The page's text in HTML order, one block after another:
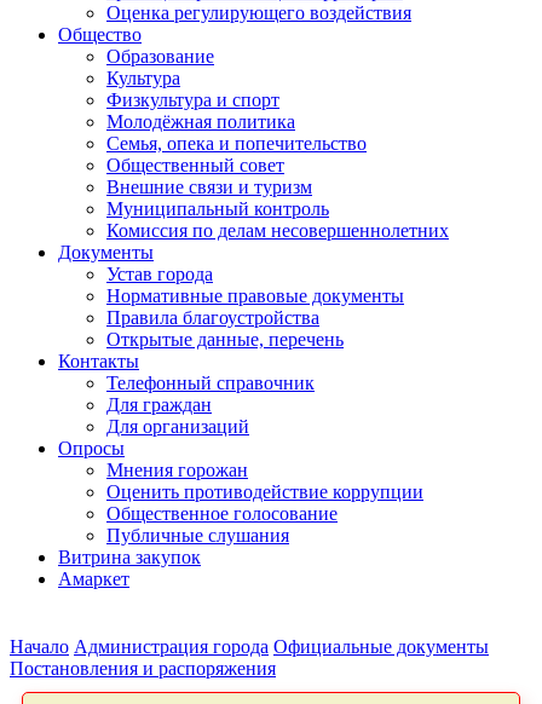
Оценка регулирующего воздействия
Общество
Образование
Культура
Физкультура и спорт
Молодёжная политика
Семья, опека и попечительство
Общественный совет
Внешние связи и туризм
Муниципальный контроль
Комиссия по делам несовершеннолетних
Документы
Устав города
Нормативные правовые документы
Правила благоустройства
Открытые данные, перечень
Контакты
Телефонный справочник
Для граждан
Для организаций
Опросы
Мнения горожан
Оценить противодействие коррупции
Общественное голосование
Публичные слушания
Витрина закупок
Амаркет
Начало Администрация города Официальные документы
Постановления и распоряжения